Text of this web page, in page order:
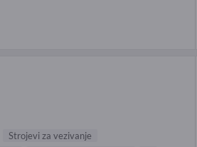
Strojevi za vezivanje